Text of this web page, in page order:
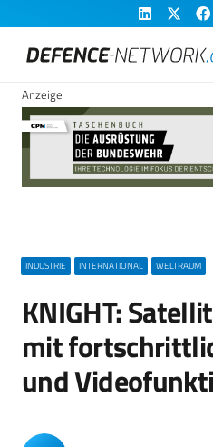
Anzeige
INDUSTRIE INTERNATIONAL WELTRAUM
KNIGHT:
mit
und